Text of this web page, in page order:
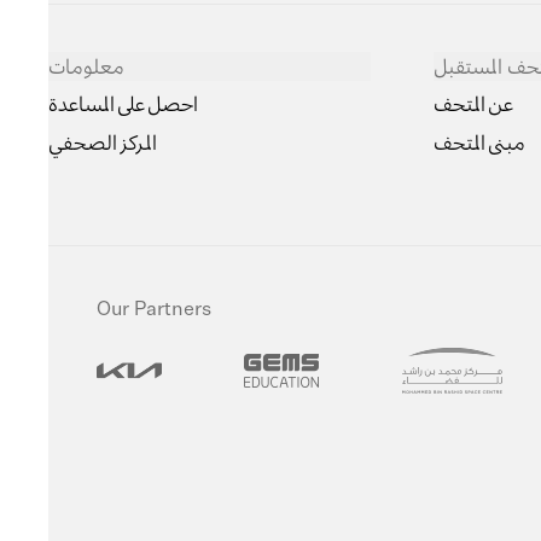
المستقبل
عن المتحف
مبنى المتحف
معلومات
احصل على المساعدة
المركز الصحفي
Our Partners